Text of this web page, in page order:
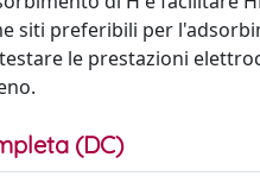
siti preferibili per
le prestazioni
(DC)